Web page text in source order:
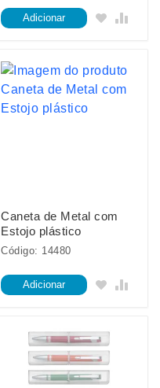
Adicionar
Caneta de Metal com
Estojo plástico
Código: 14480
Adicionar